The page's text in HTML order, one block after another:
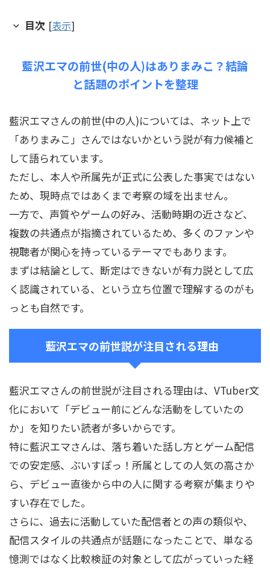
目次 [表示]
藍沢エマの前世(中の人)はありまみこ？結論
と話題のポイントを整理
藍沢エマさんの前世(中の人)については、ネット上で
「ありまみこ」さんではないかという説が有力候補と
して語られています。
ただし、本人や所属先が正式に公表した事実ではない
ため、現時点ではあくまで考察の域を出ません。
一方で、声質やゲームの好み、活動時期の近さなど、
複数の共通点が指摘されているため、多くのファンや
視聴者が関心を持っているテーマでもあります。
まずは結論として、断定はできないが有力説として広
く認識されている、という立ち位置で理解するのがも
っとも自然です。
藍沢エマの前世説が注目される理由
藍沢エマさんの前世説が注目される理由は、VTuber文
化において「デビュー前にどんな活動をしていたの
か」を知りたい読者が多いからです。
特に藍沢エマさんは、落ち着いた話し方とゲーム配信
での安定感、ぶいすぽっ！所属としての人気の高さか
ら、デビュー直後から中の人に関する考察が集まりや
すい存在でした。
さらに、過去に活動していた配信者との声の類似や、
配信スタイルの共通点が話題になったことで、単なる
憶測ではなく比較検証の対象として広がっていった経